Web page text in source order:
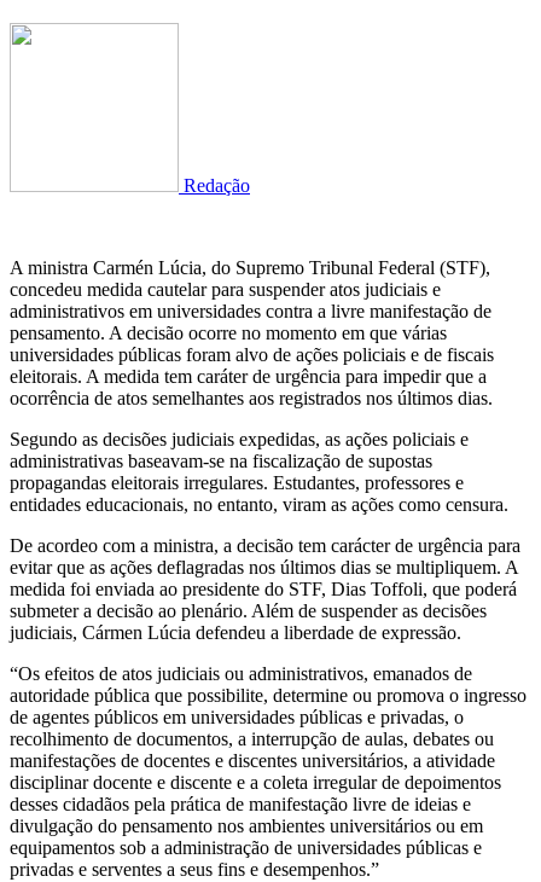
Redação
A ministra Carmén Lúcia, do Supremo Tribunal Federal (STF),
concedeu medida cautelar para suspender atos judiciais e
administrativos em universidades contra a livre manifestação de
pensamento. A decisão ocorre no momento em que várias
universidades públicas foram alvo de ações policiais e de fiscais
eleitorais. A medida tem caráter de urgência para impedir que a
ocorrência de atos semelhantes aos registrados nos últimos dias.
Segundo as decisões judiciais expedidas, as ações policiais e
administrativas baseavam-se na fiscalização de supostas
propagandas eleitorais irregulares. Estudantes, professores e
entidades educacionais, no entanto, viram as ações como censura.
De acordeo com a ministra, a decisão tem carácter de urgência para
evitar que as ações deflagradas nos últimos dias se multipliquem. A
medida foi enviada ao presidente do STF, Dias Toffoli, que poderá
submeter a decisão ao plenário. Além de suspender as decisões
judiciais, Cármen Lúcia defendeu a liberdade de expressão.
“Os efeitos de atos judiciais ou administrativos, emanados de
autoridade pública que possibilite, determine ou promova o ingresso
de agentes públicos em universidades públicas e privadas, o
recolhimento de documentos, a interrupção de aulas, debates ou
manifestações de docentes e discentes universitários, a atividade
disciplinar docente e discente e a coleta irregular de depoimentos
desses cidadãos pela prática de manifestação livre de ideias e
divulgação do pensamento nos ambientes universitários ou em
equipamentos sob a administração de universidades públicas e
privadas e serventes a seus fins e desempenhos.”